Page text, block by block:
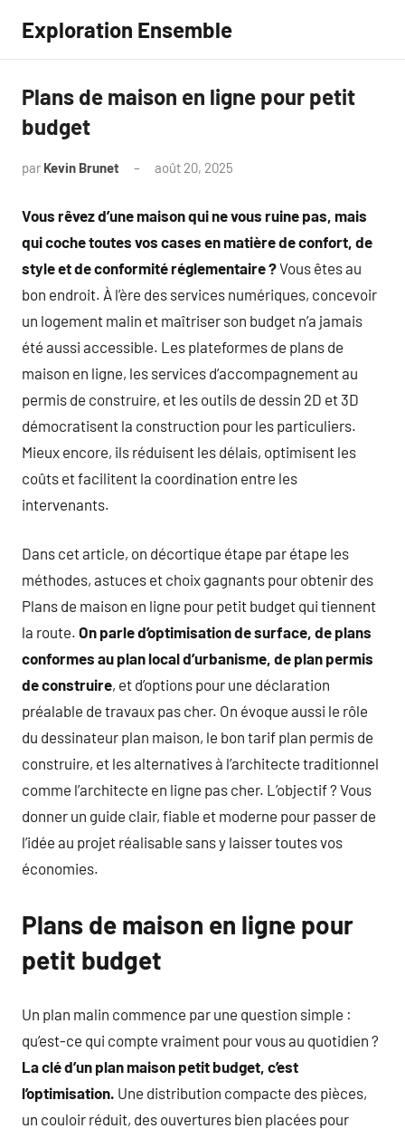
contenu
Exploration Ensemble
Plans de maison en ligne pour petit
budget
par Kevin Brunet août 20, 2025
Vous rêvez d’une maison qui ne vous ruine pas, mais
qui coche toutes vos cases en matière de confort, de
style et de conformité réglementaire ?Vous êtes au
bon endroit. À l’ère des services numériques, concevoir
un logement malin et maîtriser son budget n’a jamais
été aussi accessible. Les plateformes de plans de
maison en ligne, les services d’accompagnement au
permis de construire, et les outils de dessin 2D et 3D
démocratisent la construction pour les particuliers.
Mieux encore, ils réduisent les délais, optimisent les
coûts et facilitent la coordination entre les
intervenants.
Dans cet article, on décortique étape par étape les
méthodes, astuces et choix gagnants pour obtenir des
Plans de maison en ligne pour petit budget qui tiennent
la route. On parle d’optimisation de surface, de plans
conformes au plan local d’urbanisme, de plan permis
de construire, et d’options pour une déclaration
préalable de travaux pas cher. On évoque aussi le rôle
du dessinateur plan maison, le bon tarif plan permis de
construire, et les alternatives à l’architecte traditionnel
comme l’architecte en ligne pas cher. L’objectif ? Vous
donner un guide clair, fiable et moderne pour passer de
l’idée au projet réalisable sans y laisser toutes vos
économies.
Plans de maison en ligne pour
petit budget
Un plan malin commence par une question simple :
qu’est-ce qui compte vraiment pour vous au quotidien ?
La clé d’un plan maison petit budget, c’est
l’optimisation. Une distribution compacte des pièces,
un couloir réduit, des ouvertures bien placées pour